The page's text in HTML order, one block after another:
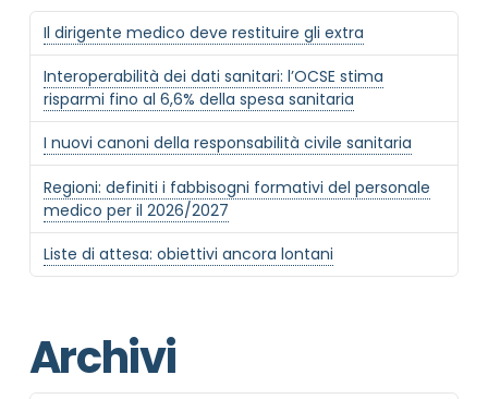
Il dirigente medico deve restituire gli extra
Interoperabilità dei dati sanitari: l’OCSE stima
risparmi fino al 6,6% della spesa sanitaria
I nuovi canoni della responsabilità civile sanitaria
Regioni: definiti i fabbisogni formativi del personale
medico per il 2026/2027
Liste di attesa: obiettivi ancora lontani
Archivi